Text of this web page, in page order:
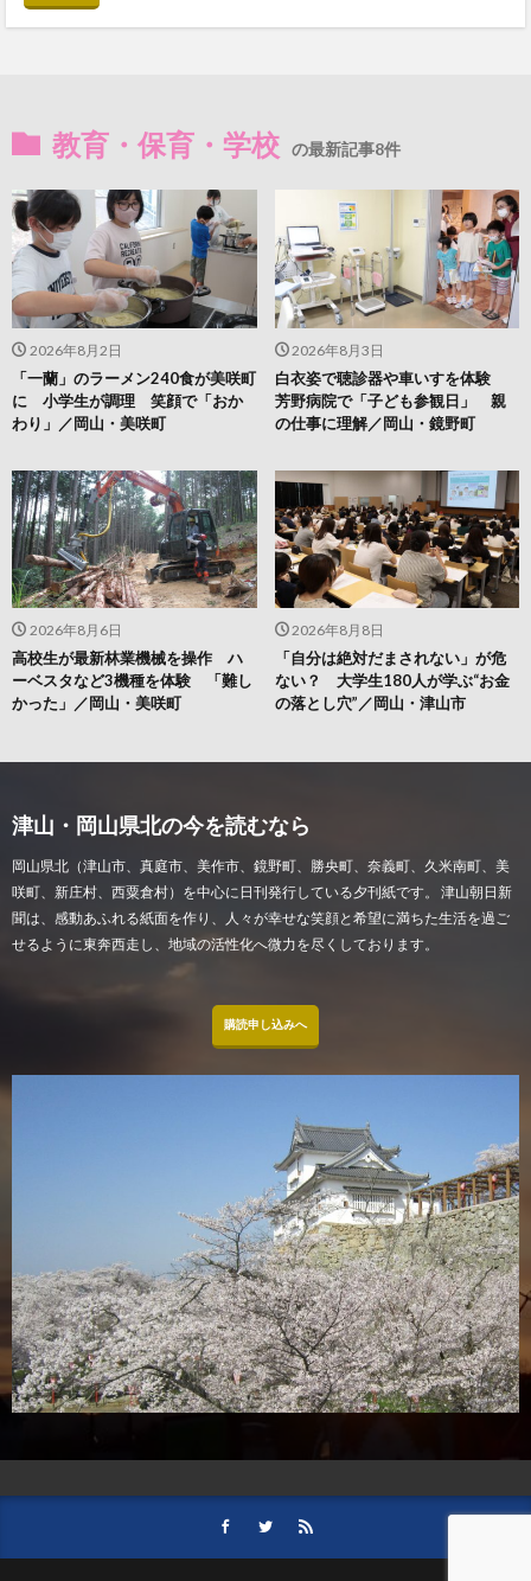
教育・保育・学校 の最新記事8件
2026年8月8日
「自分は絶対だまされない」が危
ない？ 大学生180人が学ぶ“お金
の落とし穴”／岡山・津山市
2026年8月6日
高校生が最新林業機械を操作 ハ
ーベスタなど3機種を体験 「難し
かった」／岡山・美咲町
2026年8月3日
白衣姿で聴診器や車いすを体験
芳野病院で「子ども参観日」 親
の仕事に理解／岡山・鏡野町
2026年8月2日
「一蘭」のラーメン240食が美咲町
に 小学生が調理 笑顔で「おか
わり」／岡山・美咲町
津山・岡山県北の今を読むなら
岡山県北（津山市、真庭市、美作市、鏡野町、勝央町、奈義町、久米南町、美
咲町、新庄村、西粟倉村）を中心に日刊発行している夕刊紙です。 津山朝日新
聞は、感動あふれる紙面を作り、人々が幸せな笑顔と希望に満ちた生活を過ご
せるように東奔西走し、地域の活性化へ微力を尽くしております。
購読申し込みへ